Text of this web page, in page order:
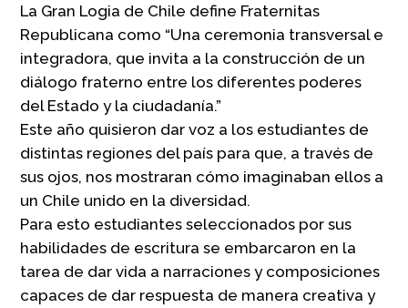
La Gran Logia de Chile define Fraternitas
Republicana como “Una ceremonia transversal e
integradora, que invita a la construcción de un
diálogo fraterno entre los diferentes poderes
del Estado y la ciudadanía.”
Este año quisieron dar voz a los estudiantes de
distintas regiones del país para que, a través de
sus ojos, nos mostraran cómo imaginaban ellos a
un Chile unido en la diversidad.
Para esto estudiantes seleccionados por sus
habilidades de escritura se embarcaron en la
tarea de dar vida a narraciones y composiciones
capaces de dar respuesta de manera creativa y